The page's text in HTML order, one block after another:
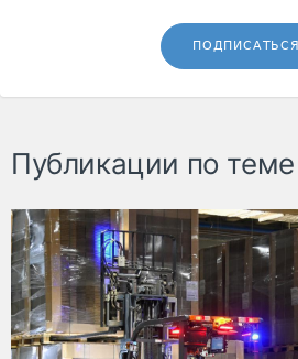
ПОДПИСАТЬСЯ
Публикации по теме